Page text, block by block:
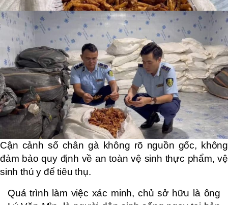
Cận cảnh số chân gà không rõ nguồn gốc, không
đảm bảo quy định về an toàn vệ sinh thực phẩm, vệ
sinh thú y để tiêu thụ.
Quá trình làm việc xác minh, chủ sở hữu là ông